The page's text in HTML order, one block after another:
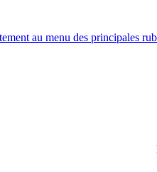
au menu des principales